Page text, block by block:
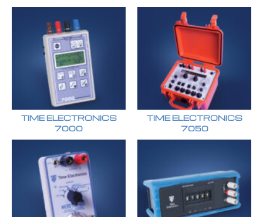
TIME ELECTRONICS
7000
TIME ELECTRONICS
7050